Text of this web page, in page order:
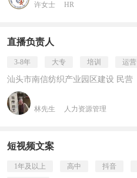
许女士 HR
直播负责人
3-8年 大专 培训 运营
汕头市南信纺织产业园区建设 民营
林先生 人力资源管理
短视频文案
1年及以上 高中 抖音